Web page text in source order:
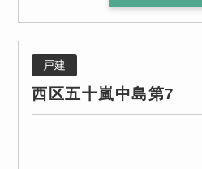
戸建
西区五十嵐中島第7